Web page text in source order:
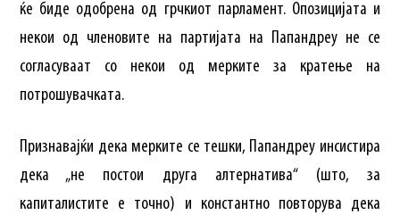
ќе биде одобрена од грчкиот парламент. Опозицијата и
некои од членовите на партијата на Папандреу не се
согласуваат со некои од мерките за кратење на
потрошувачката.
Признавајќи дека мерките се тешки, Папандреу инсистира
дека „не постои друга алтернатива“ (што, за
капиталистите е точно) и константно повторува дека